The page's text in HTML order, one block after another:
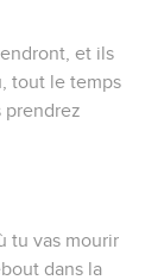
et ils
tout le temps
prendrez
tu vas mourir
dans la